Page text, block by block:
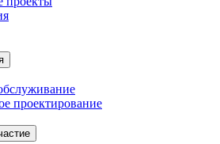
проектирование